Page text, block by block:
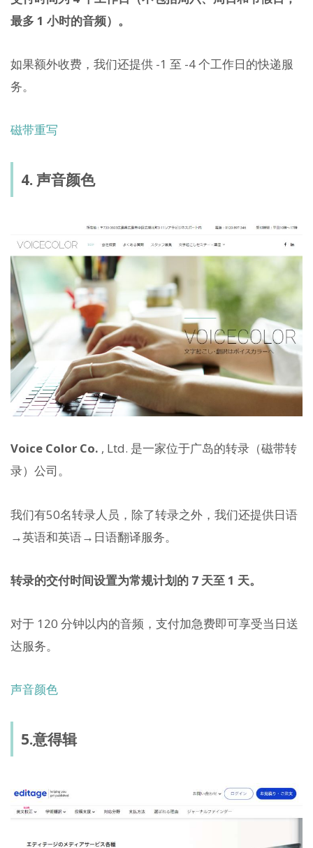
最多 1 小时的音频）。
如果额外收费，我们还提供 -1 至 -4 个工作日的快递服
务。
磁带重写
4. 声音颜色
Voice Color Co. , Ltd. 是一家位于广岛的转录（磁带转
录）公司。
我们有50名转录人员，除了转录之外，我们还提供日语
→英语和英语→日语翻译服务。
转录的交付时间设置为常规计划的 7 天至 1 天。
对于 120 分钟以内的音频，支付加急费即可享受当日送
达服务。
声音颜色
5.意得辑